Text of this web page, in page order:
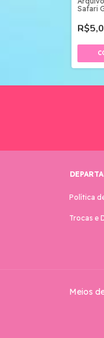
Safari
Política
Trocas e
Meios